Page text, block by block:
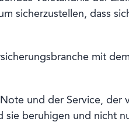
sicherzustellen, dass
mit
und der Service,
beruhigen und nicht